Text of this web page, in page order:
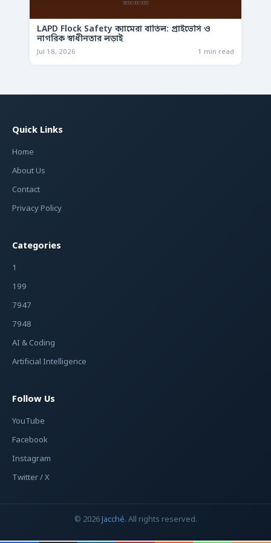
LAPD Flock Safety ক্যামেরা বাতিল: প্রাইভেসি ও
নাগরিক স্বাধীনতার লড়াই
Jul 18, 2026 1 min read
Quick Links
Home
About Us
Contact
Privacy Policy
Categories
1
199
7947
7948
AI & Coding
Artificial Intelligence
Follow Us
YouTube
Facebook
Instagram
Twitter / X
© 2026Jacché. All rights reserved.